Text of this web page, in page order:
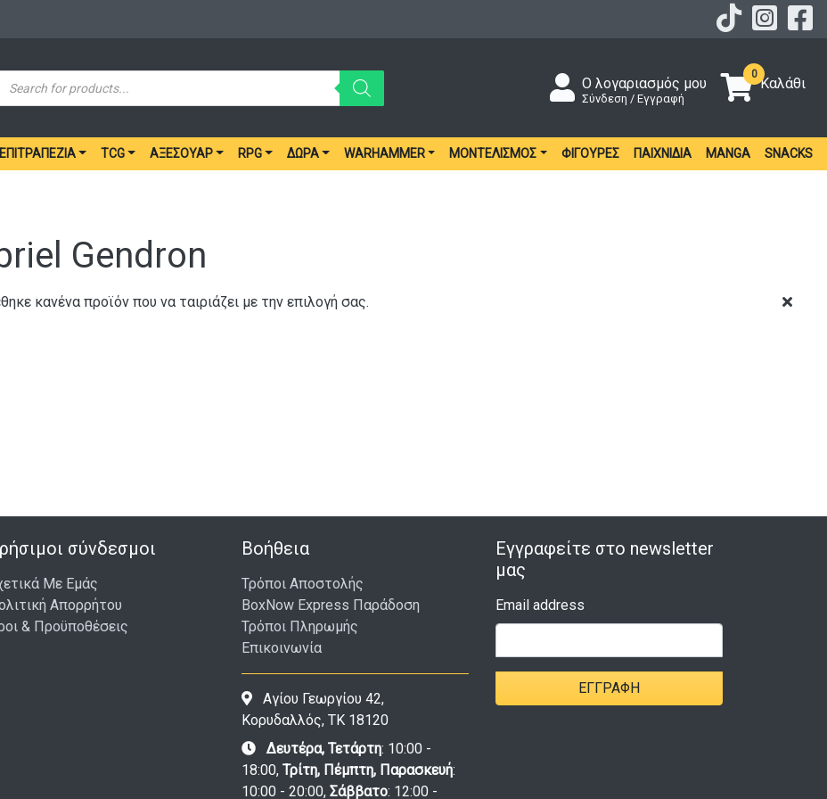
search
Ο λογαριασμός μου
Σύνδεση / Εγγραφή
0
Καλάθι
ΕΠΙΤΡΑΠΈΖΙΑ TCG ΑΞΕΣΟΥΆΡ RPG ΔΏΡΑ WARHAMMER ΜΟΝΤΕΛΙΣΜΌΣ ΦΙΓΟΎΡΕΣ ΠΑΙΧΝΊΔΙΑ MANGA SNACKS
Gendron
κανένα προϊόν που να ταιριάζει με την επιλογή σας.
σύνδεσμοι
Με Εμάς
Απορρήτου
& Προϋποθέσεις
Βοήθεια
Τρόποι Αποστολής
BoxNow Express Παράδοση
Τρόποι Πληρωμής
Επικοινωνία
Αγίου Γεωργίου 42,
Κορυδαλλός, ΤΚ 18120
Δευτέρα, Τετάρτη: 10:00 -
18:00, Τρίτη, Πέμπτη, Παρασκευή:
10:00 - 20:00, Σάββατο: 12:00 -
Εγγραφείτε στο newsletter
μας
Email address
ΕΓΓΡΑΦΉ